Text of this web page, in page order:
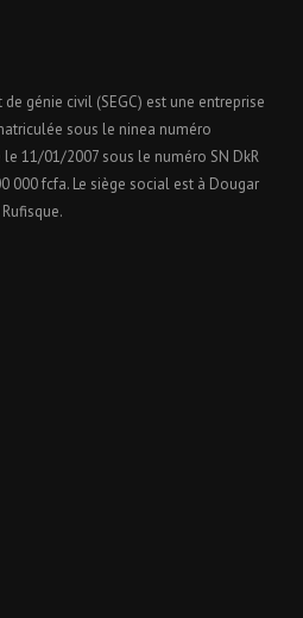
génie civil (SEGC) est une entreprise
sous le ninea numéro
11/01/2007 sous le numéro SN DkR
000 fcfa. Le siège social est à Dougar